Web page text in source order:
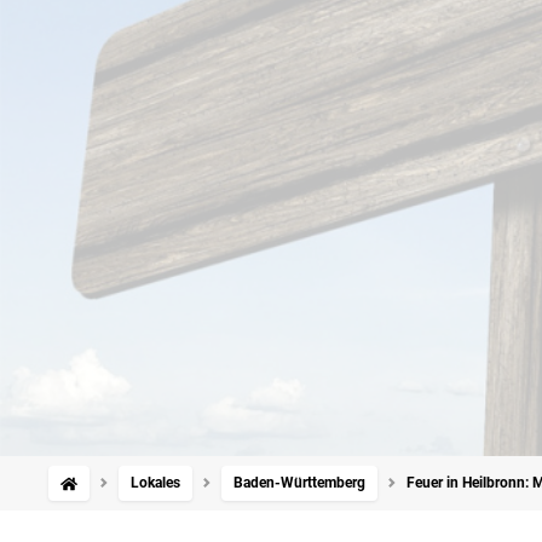
Lokales Baden-Württemberg Feuer in Heilbronn: